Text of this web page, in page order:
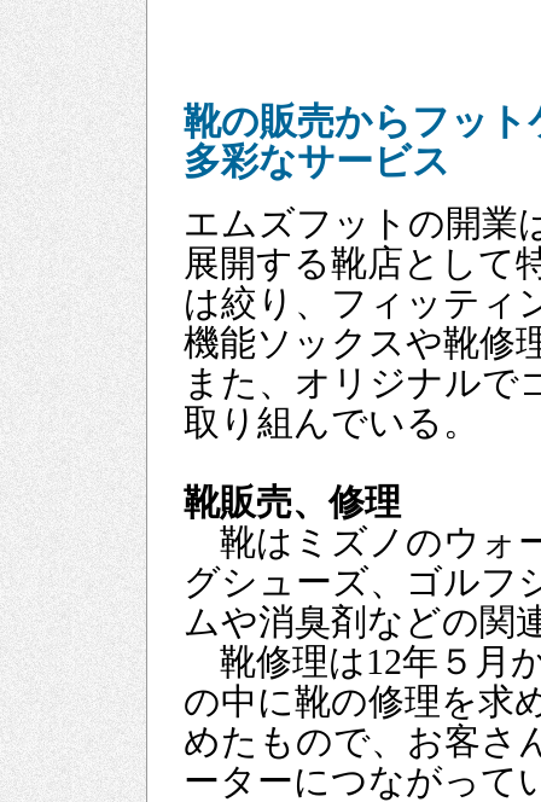
靴の販売からフット
多彩なサービス
エムズフットの開業
展開する靴店として
は絞り、フィッティ
機能ソックスや靴修
また、オリジナルで
取り組んでいる。
靴販売、修理
靴はミズノのウォ
グシューズ、ゴルフ
ムや消臭剤などの関
靴修理は12年５月
の中に靴の修理を求
めたもので、お客さ
ーターにつながって